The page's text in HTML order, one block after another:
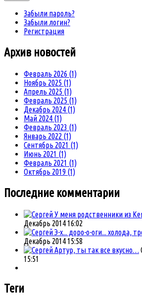
Забыли пароль?
Забыли логин?
Регистрация
Архив новостей
Февраль 2026 (1)
Ноябрь 2025 (1)
Апрель 2025 (1)
Февраль 2025 (1)
Декабрь 2024 (1)
Май 2024 (1)
Февраль 2023 (1)
Январь 2022 (1)
Сентябрь 2021 (1)
Июнь 2021 (1)
Февраль 2021 (1)
Октябрь 2019 (1)
Последние комментарии
У меня родственники из
Декабрь 2014 16:02
Э-х... доро-о-оги... холода,
Декабрь 2014 15:58
Артур, ты так все вкусно…
15:51
Теги